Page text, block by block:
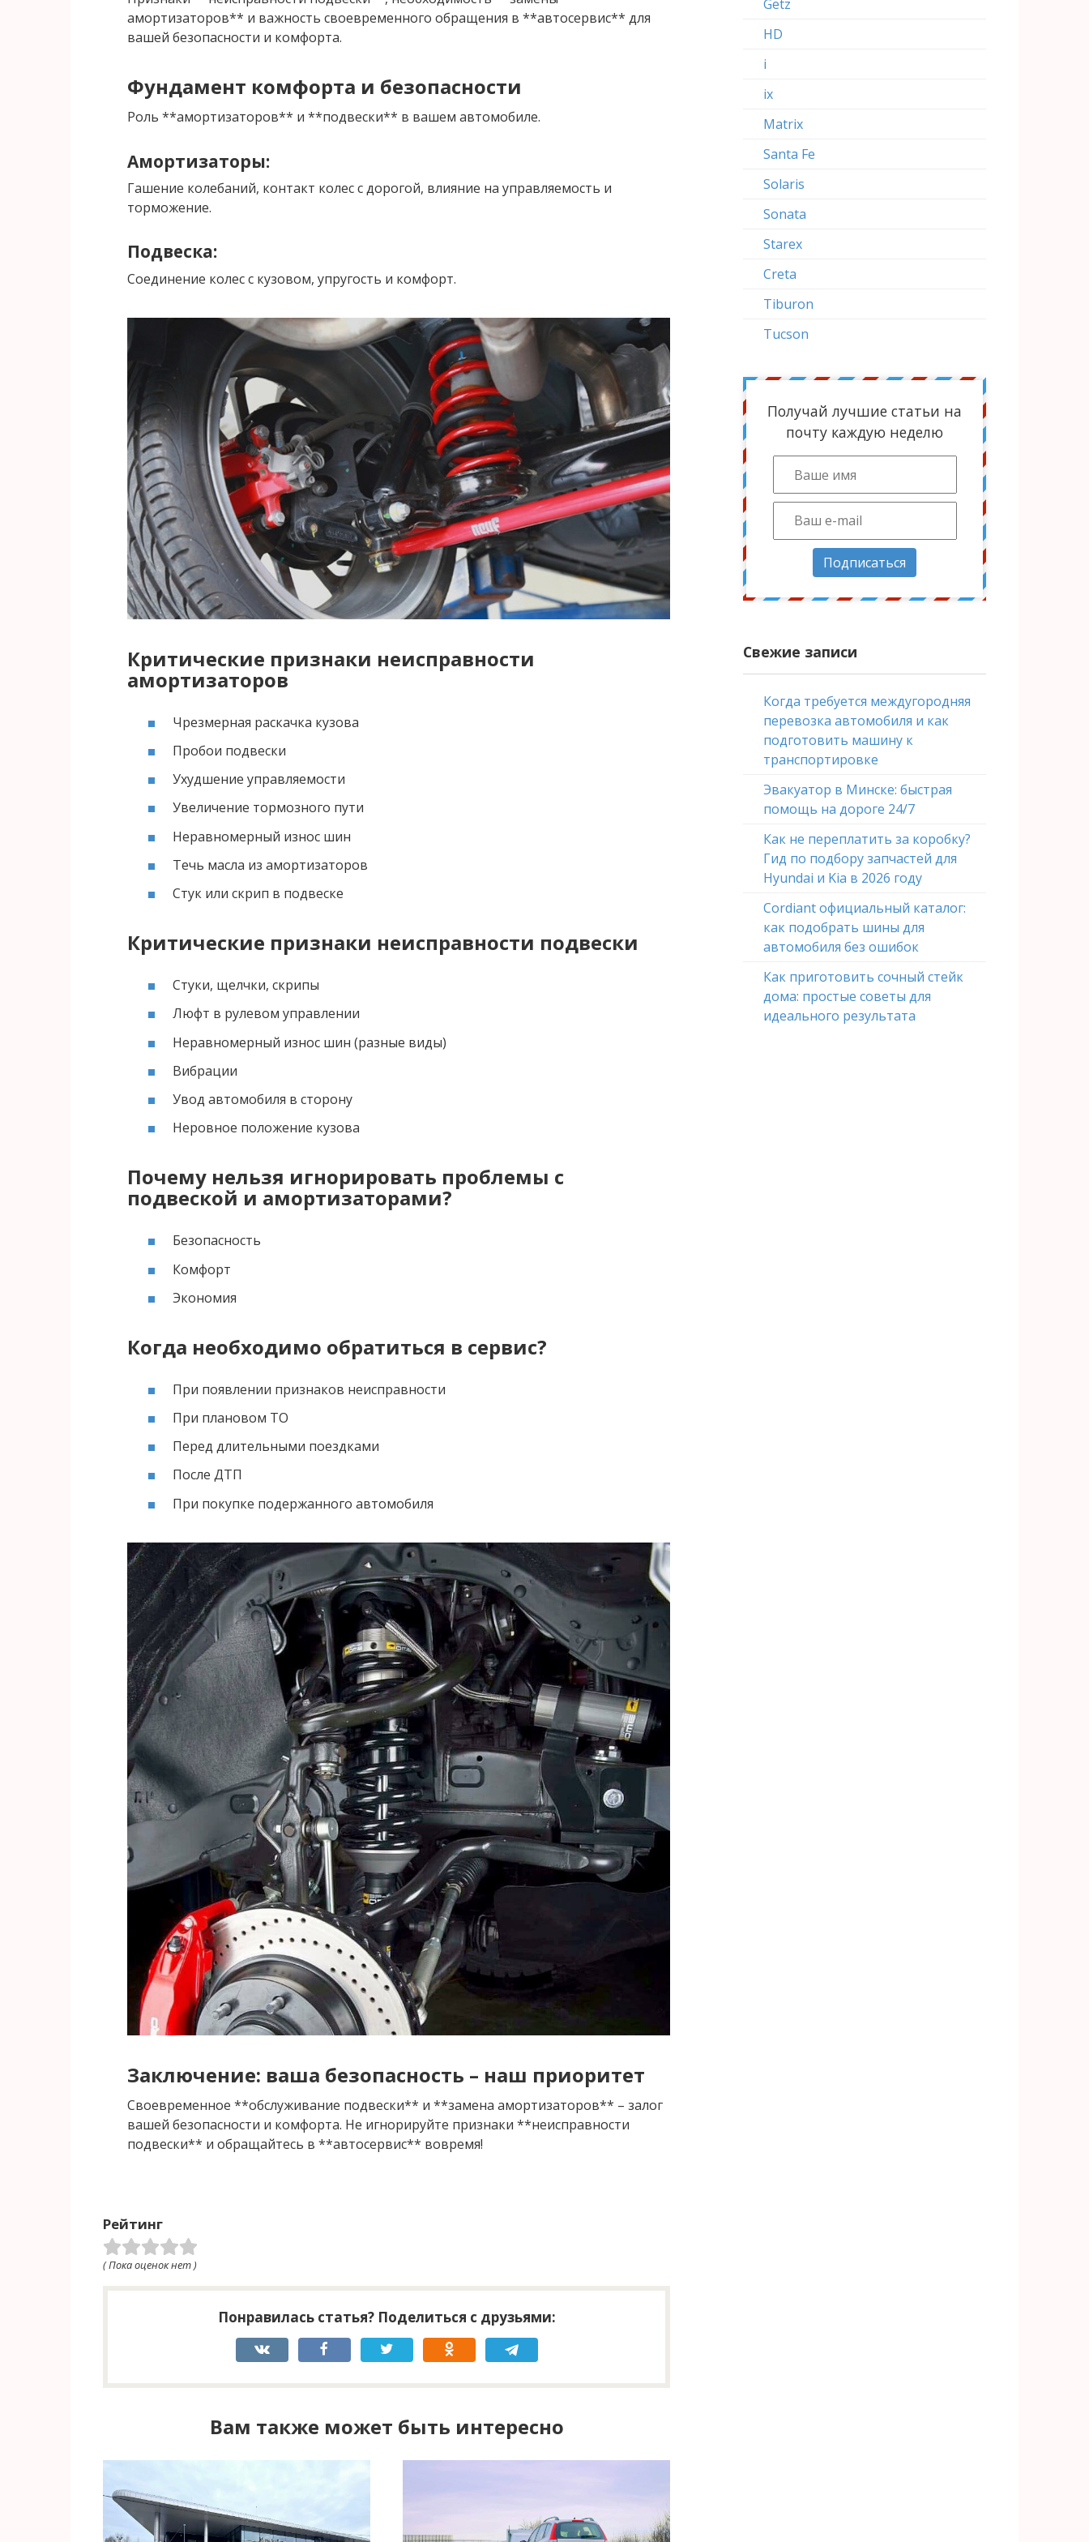
амортизаторов** и важность своевременного обращения в **автосервис** для
вашей безопасности и комфорта.
Фундамент комфорта и безопасности
Роль **амортизаторов** и **подвески** в вашем автомобиле.
Амортизаторы:
Гашение колебаний, контакт колес с дорогой, влияние на управляемость и
торможение.
Подвеска:
Соединение колес с кузовом, упругость и комфорт.
Критические признаки неисправности
амортизаторов
Чрезмерная раскачка кузова
Пробои подвески
Ухудшение управляемости
Увеличение тормозного пути
Неравномерный износ шин
Течь масла из амортизаторов
Стук или скрип в подвеске
Критические признаки неисправности подвески
Стуки, щелчки, скрипы
Люфт в рулевом управлении
Неравномерный износ шин (разные виды)
Вибрации
Увод автомобиля в сторону
Неровное положение кузова
Почему нельзя игнорировать проблемы с
подвеской и амортизаторами?
Безопасность
Комфорт
Экономия
Когда необходимо обратиться в сервис?
При появлении признаков неисправности
При плановом ТО
Перед длительными поездками
После ДТП
При покупке подержанного автомобиля
Заключение: ваша безопасность – наш приоритет
Своевременное **обслуживание подвески** и **замена амортизаторов** – залог
вашей безопасности и комфорта. Не игнорируйте признаки **неисправности
подвески** и обращайтесь в **автосервис** вовремя!
Рейтинг
( Пока оценок нет )
Понравилась статья? Поделиться с друзьями:
Вам также может быть интересно
Getz
HD
i
ix
Matrix
Santa Fe
Solaris
Sonata
Starex
Creta
Tiburon
Tucson
Получай лучшие статьи на
почту каждую неделю
Подписаться
Свежие записи
Когда требуется междугородняя
перевозка автомобиля и как
подготовить машину к
транспортировке
Эвакуатор в Минске: быстрая
помощь на дороге 24/7
Как не переплатить за коробку?
Гид по подбору запчастей для
Hyundai и Kia в 2026 году
Cordiant официальный каталог:
как подобрать шины для
автомобиля без ошибок
Как приготовить сочный стейк
дома: простые советы для
идеального результата